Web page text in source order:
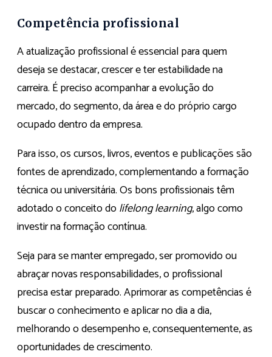
Competência profissional
A atualização profissional é essencial para quem
deseja se destacar, crescer e ter estabilidade na
carreira. É preciso acompanhar a evolução do
mercado, do segmento, da área e do próprio cargo
ocupado dentro da empresa.
Para isso, os cursos, livros, eventos e publicações são
fontes de aprendizado, complementando a formação
técnica ou universitária. Os bons profissionais têm
adotado o conceito dolifelong learning, algo como
investir na formação contínua.
Seja para se manter empregado, ser promovido ou
abraçar novas responsabilidades, o profissional
precisa estar preparado. Aprimorar as competências é
buscar o conhecimento e aplicar no dia a dia,
melhorando o desempenho e, consequentemente, as
oportunidades de crescimento.